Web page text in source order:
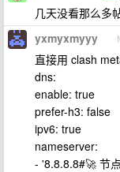
几天没看那么多
yxmyxmyyy
直接用 clash
dns:
enable: true
prefer-h3: false
ipv6: true
nameserver:
- '8.8.8.8#🚀 节